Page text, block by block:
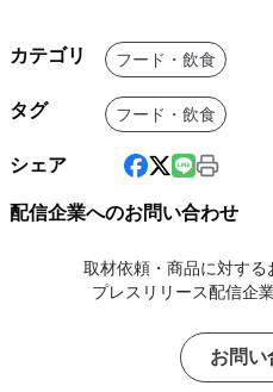
カテゴリ フード・飲食
タグ フード・飲食
シェア
配信企業へのお問い合わせ
取材依頼・商品に対する
プレスリリース配信企
お問い